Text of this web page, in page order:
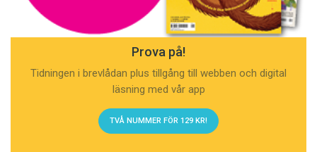
Prova på!
Tidningen i brevlådan plus tillgång till webben och digital
läsning med vår app
TVÅ NUMMER FÖR 129 KR!